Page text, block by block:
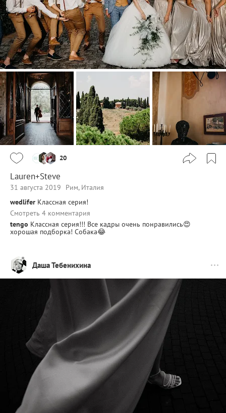
20
Lauren+Steve
31 августа 2019
Рим, Италия
wedlifer Классная серия!
Смотреть 4 комментария
tengo Классная серия!!! Все кадры очень понравились😍
хорошая подборка! Собака😂
Даша Тебенихина